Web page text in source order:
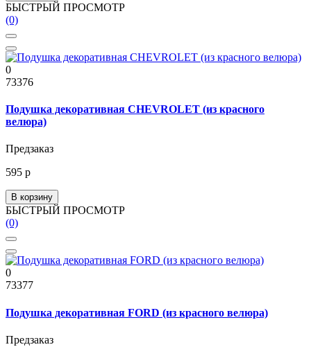
БЫСТРЫЙ ПРОСМОТР
(0)
0
73376
Подушка декоративная CHEVROLET (из красного
велюра)
Предзаказ
595 р
В корзину
БЫСТРЫЙ ПРОСМОТР
(0)
0
73377
Подушка декоративная FORD (из красного велюра)
Предзаказ